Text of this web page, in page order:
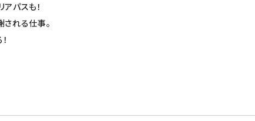
パスも！
される仕事。